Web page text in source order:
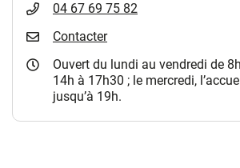
04 67 69 75 82
Contacter
Ouvert du lundi au vendredi de
14h à 17h30 ; le mercredi,
jusqu’à 19h.